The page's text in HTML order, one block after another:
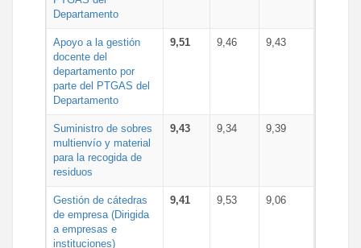
Departamento
Apoyo a la gestión
docente del
departamento por
parte del PTGAS del
Departamento
9,51 9,46 9,43
Suministro de sobres
multienvío y material
para la recogida de
residuos
9,43 9,34 9,39
Gestión de cátedras
de empresa (Dirigida
a empresas e
instituciones)
9,41 9,53 9,06